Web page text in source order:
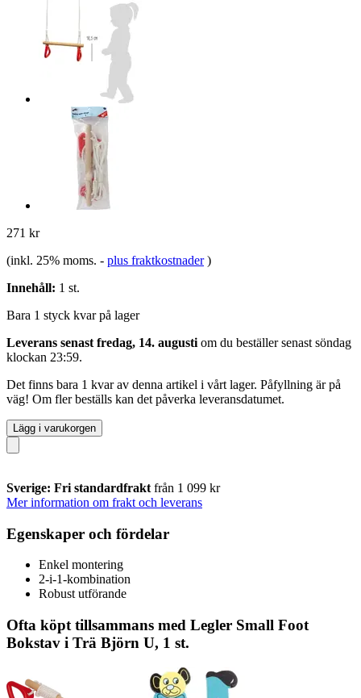
271 kr
(inkl. 25% moms. - plus fraktkostnader )
Innehåll: 1 st.
Bara 1 styck kvar på lager
Leverans senast fredag, 14. augusti om du beställer senast söndag
klockan 23:59.
Det finns bara 1 kvar av denna artikel i vårt lager. Påfyllning är på
väg! Om fler beställs kan det påverka leveransdatumet.
Lägg i varukorgen
Sverige: Fri standardfrakt från 1 099 kr
Mer information om frakt och leverans
Egenskaper och fördelar
Enkel montering
2-i-1-kombination
Robust utförande
Ofta köpt tillsammans med Legler Small Foot
Bokstav i Trä Björn U, 1 st.